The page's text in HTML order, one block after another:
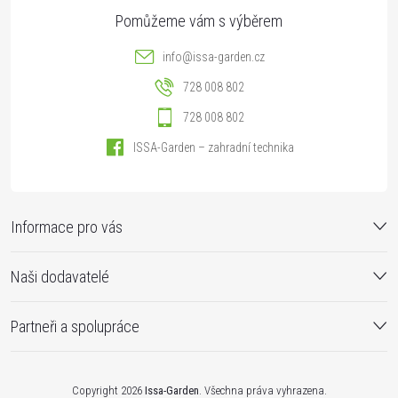
Informace pro vás
info@issa-garden.cz
728 008 802
728 008 802
ISSA-Garden – zahradní technika
Naši dodavatelé
Partneři a spolupráce
Copyright 2026 Issa-Garden . Všechna práva vyhrazena.